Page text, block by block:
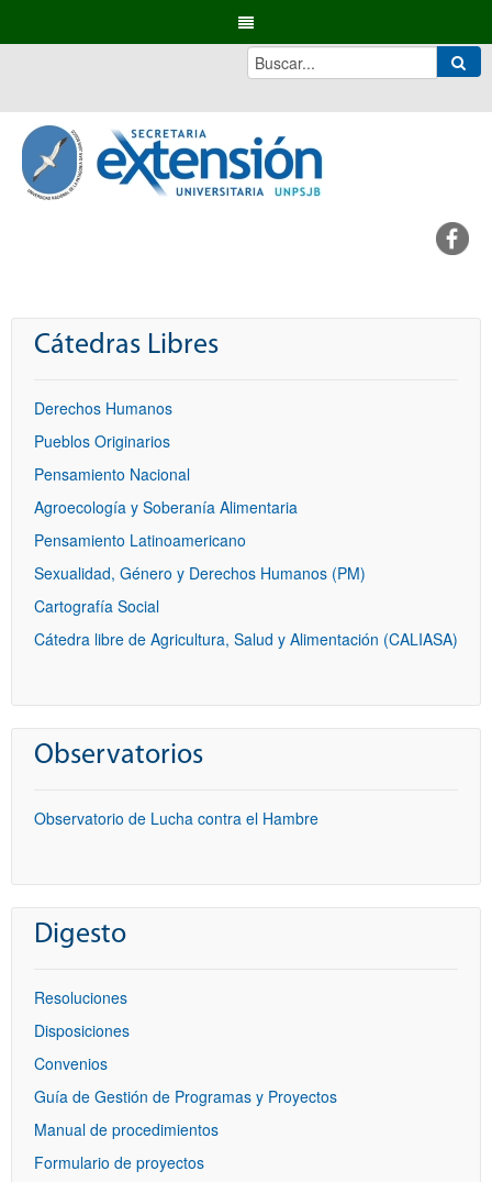
Cátedras Libres
Derechos Humanos
Pueblos Originarios
Pensamiento Nacional
Agroecología y Soberanía Alimentaria
Pensamiento Latinoamericano
Sexualidad, Género y Derechos Humanos (PM)
Cartografía Social
Cátedra libre de Agricultura, Salud y Alimentación (CALIASA)
Observatorios
Observatorio de Lucha contra el Hambre
Digesto
Resoluciones
Disposiciones
Convenios
Guía de Gestión de Programas y Proyectos
Manual de procedimientos
Formulario de proyectos